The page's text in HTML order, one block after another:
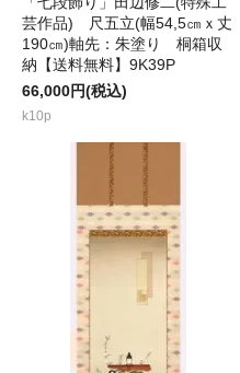
芸作品) 尺五立(幅54,5㎝ｘ丈
190㎝)軸先：朱塗り 桐箱収
納【送料無料】9K39P
66,000円(税込)
k10p